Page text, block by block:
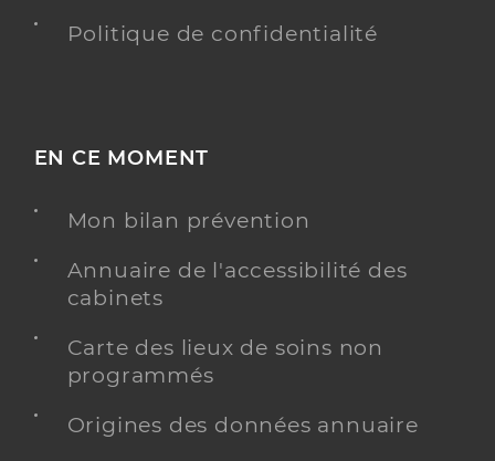
Politique de confidentialité
EN CE MOMENT
Mon bilan prévention
Annuaire de l'accessibilité des
cabinets
Carte des lieux de soins non
programmés
Origines des données annuaire